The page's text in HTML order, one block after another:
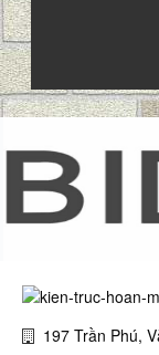
197 Trần Phú,